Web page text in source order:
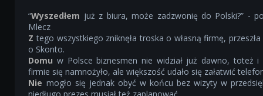
“Wyszedłem już z biura, może zadzwonię do Polski?” -
Mlecz
Z tego wszystkiego zniknęła troska o własną firmę,
o Skonto.
Domu w Polsce biznesmen nie widział już dawno, toteż
firmie się namnożyło, ale większość udało się załatwić
Nie mogło się jednak obyć w końcu bez wizyty w